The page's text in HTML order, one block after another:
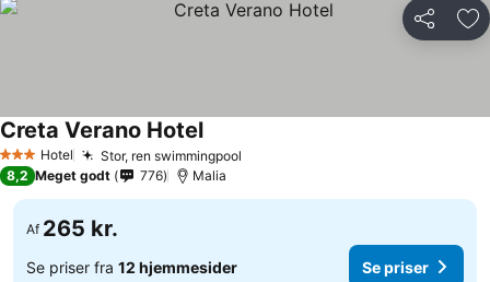
Del
3 StjernerHotel Stor, ren swimmingpool
Creta Verano Hotel
8,2 Meget godt 776 Malia
Af 265 kr.
Se priser fra 12 hjemmesider Se priser